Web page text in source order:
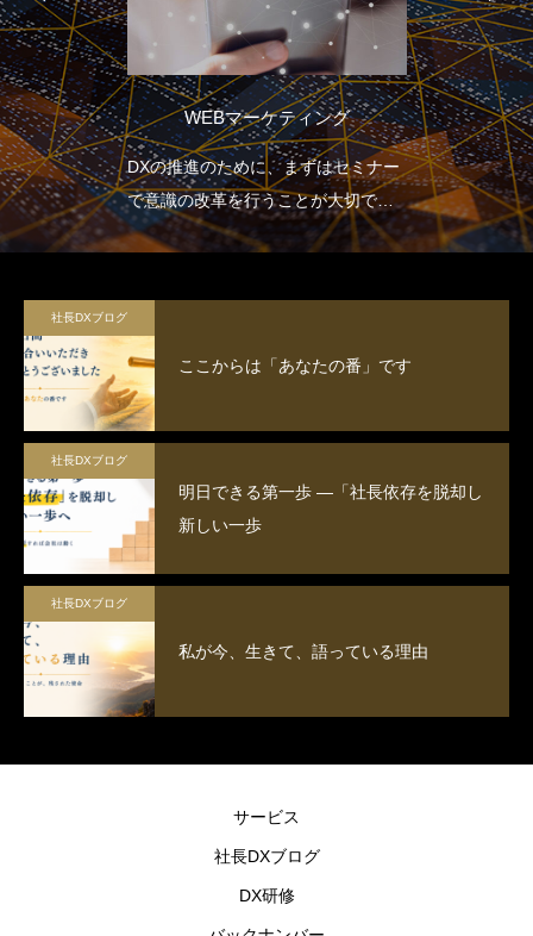
WEBマーケティング
DXの推進のために、まずはセミナー
で意識の改革を行うことが大切で
す。
社長DXブログ
ここからは「あなたの番」です
社長DXブログ
明日できる第一歩 ―「社長依存を脱却し
新しい一歩
社長DXブログ
私が今、生きて、語っている理由
サービス
社長DXブログ
DX研修